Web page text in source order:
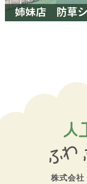
株式会社